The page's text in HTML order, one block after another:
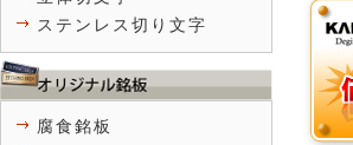
ステンレス切り文字
腐食銘板